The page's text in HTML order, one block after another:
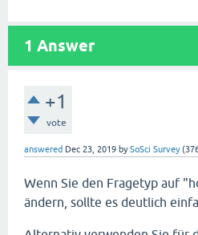
1 Answer
+1
vote
answered Dec 23, 2019 bySoSci Survey (
Wenn Sie den Fragetyp auf
ändern, sollte es deutlich